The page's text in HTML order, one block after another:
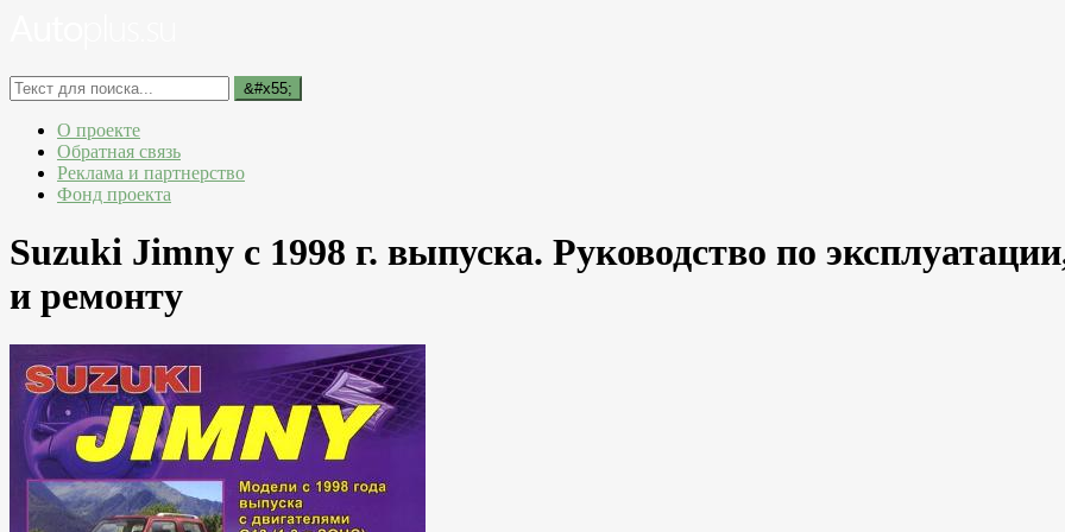
О проекте
Обратная связь
Реклама и партнерство
Фонд проекта
Suzuki Jimny с 1998 г. выпуска. Руководство по
и ремонту